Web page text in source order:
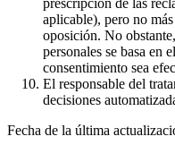
aplicable), pero no
oposición. No
personales se basa en
consentimiento sea
El responsable del
decisiones
Fecha de la última